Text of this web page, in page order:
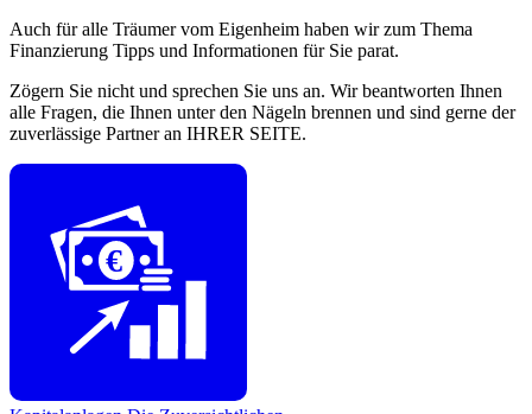
Auch für alle Träumer vom Eigenheim haben wir zum Thema
Finanzierung Tipps und Informationen für Sie parat.
Zögern Sie nicht und sprechen Sie uns an. Wir beantworten Ihnen
alle Fragen, die Ihnen unter den Nägeln brennen und sind gerne der
zuverlässige Partner an IHRER SEITE.
€